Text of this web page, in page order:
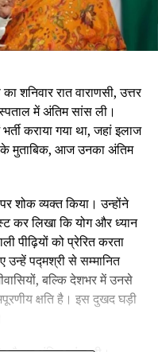
शनिवार रात वाराणसी, उत्तर
में अंतिम सांस ली।
कराया गया था, जहां इलाज
के मुताबिक, आज उनका अंतिम
शोक व्यक्त किया। उन्होंने
कर लिखा कि योग और ध्यान
पीढ़ियों को प्रेरित करता
पद्मश्री से सम्मानित
बल्कि देशभर में उनसे
क्षति है। इस दुखद घड़ी